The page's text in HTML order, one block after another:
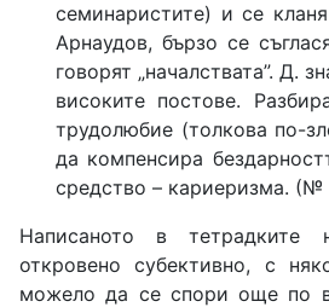
семинаристите) и се
Арнаудов, бързо се
говорят „началствата”. Д.
високите постове.
трудолюбие (толкова по-
да компенсира
средство – кариеризма. (№
Написаното в
откровено субективно, с
можело да се спори още по